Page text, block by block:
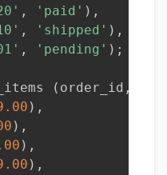
, 'paid' ) ,
, 'shipped' ) ,
, 'pending' ) ;
( order_id ,
) ,
) ,
) ,
) ,